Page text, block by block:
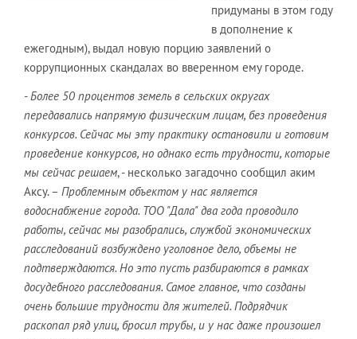
придуманы в этом году
в дополнение к
ежегодным), выдал новую порцию заявлений о
коррупционных скандалах во вверенном ему городе.
- Более 50 процентов земель в сельских округах
передавались напрямую физическим лицам, без проведения
конкурсов. Сейчас мы эту практику остановили и готовим
проведение конкурсов, но однако есть трудности, которые
мы сейчас решаем, - несколько загадочно сообщил аким
Аксу. – Проблемным объектом у нас является
водоснабжение города. ТОО "Дала" два года проводило
работы, сейчас мы разобрались, службой экономических
расследований возбуждено уголовное дело, объемы не
подтверждаются. Но это пусть разбираются в рамках
досудебного расследования. Самое главное, что созданы
очень большие трудности для жителей. Подрядчик
раскопал ряд улиц, бросил трубы, и у нас даже произошел